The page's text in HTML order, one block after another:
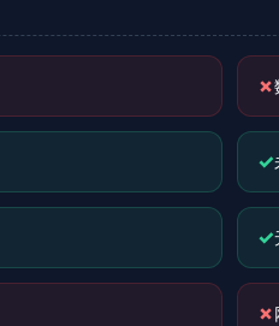
✗
✓
✓
✗